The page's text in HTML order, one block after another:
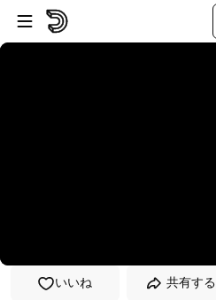
プレイヤーにスキップ
メインコンテンツにスキップ
いいね 共有する